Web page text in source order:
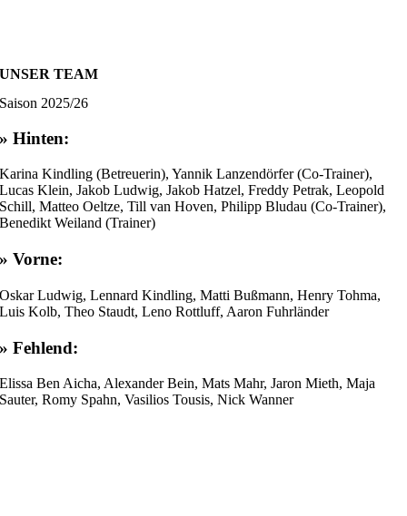
UNSER TEAM
Saison 2025/26
» Hinten:
Karina Kindling (Betreuerin), Yannik Lanzendörfer (Co-Trainer),
Lucas Klein, Jakob Ludwig, Jakob Hatzel, Freddy Petrak, Leopold
Schill, Matteo Oeltze, Till van Hoven, Philipp Bludau (Co-Trainer),
Benedikt Weiland (Trainer)
» Vorne:
Oskar Ludwig, Lennard Kindling, Matti Bußmann, Henry Tohma,
Luis Kolb, Theo Staudt, Leno Rottluff, Aaron Fuhrländer
» Fehlend:
Elissa Ben Aicha, Alexander Bein, Mats Mahr, Jaron Mieth, Maja
Sauter, Romy Spahn, Vasilios Tousis, Nick Wanner